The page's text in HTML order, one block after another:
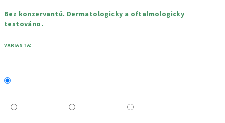
Bez konzervantů. Dermatologicky a oftalmologicky
testováno.
VARIANTA: